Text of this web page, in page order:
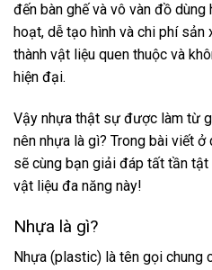
đến bàn ghế và vô vàn đồ dùng
hoạt, dễ tạo hình và chi phí sản
thành vật liệu quen thuộc và
hiện đại.
Vậy nhựa thật sự được làm từ
nên nhựa là gì? Trong bài viết
sẽ cùng bạn giải đáp tất tần tật
vật liệu đa năng này!
Nhựa là gì?
Nhựa (plastic) là tên gọi chung